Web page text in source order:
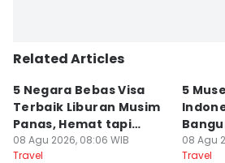
Related Articles
5 Negara Bebas Visa
Terbaik Liburan Musim
Panas, Hemat tapi
Mewah!
08 Agu 2026, 08:06 WIB
Travel
5
08 Agu
Travel